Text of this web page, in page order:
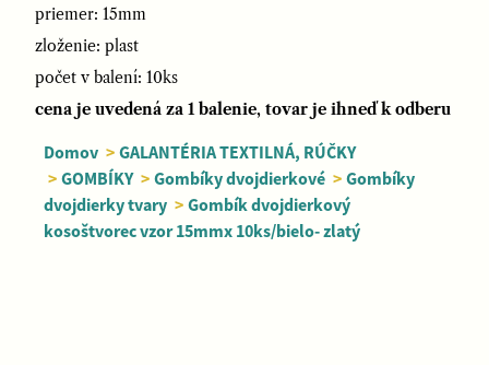
priemer: 15mm
zloženie: plast
počet v balení: 10ks
cena je uvedená za 1 balenie, tovar je ihneď k odberu
Domov > GALANTÉRIA TEXTILNÁ, RÚČKY
> GOMBÍKY > Gombíky dvojdierkové > Gombíky
dvojdierky tvary > Gombík dvojdierkový
kosoštvorec vzor 15mmx 10ks/bielo- zlatý